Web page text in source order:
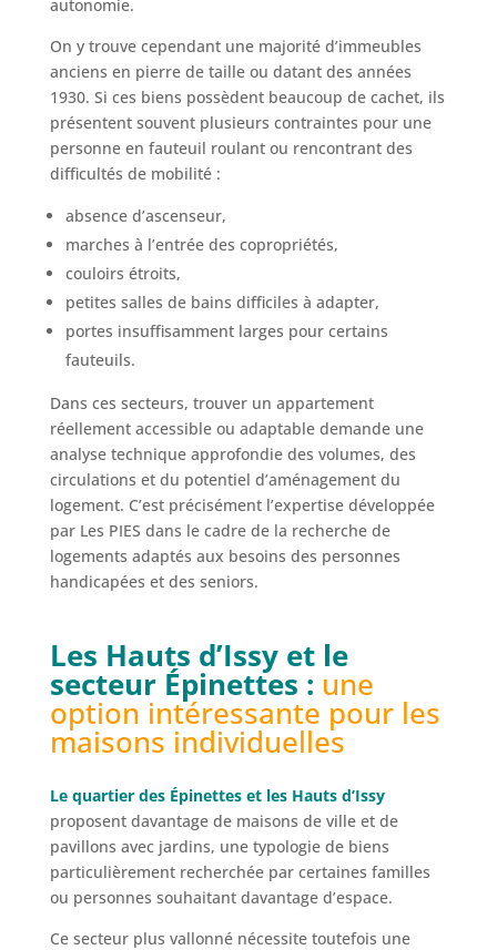
autonomie.
On y trouve cependant une majorité d’immeubles
anciens en pierre de taille ou datant des années
1930. Si ces biens possèdent beaucoup de cachet, ils
présentent souvent plusieurs contraintes pour une
personne en fauteuil roulant ou rencontrant des
difficultés de mobilité :
absence d’ascenseur,
marches à l’entrée des copropriétés,
couloirs étroits,
petites salles de bains difficiles à adapter,
portes insuffisamment larges pour certains
fauteuils.
Dans ces secteurs, trouver un appartement
réellement accessible ou adaptable demande une
analyse technique approfondie des volumes, des
circulations et du potentiel d’aménagement du
logement. C’est précisément l’expertise développée
par Les PIES dans le cadre de la recherche de
logements adaptés aux besoins des personnes
handicapées et des seniors.
Les Hauts d’Issy et le
secteur Épinettes : une
option intéressante pour les
maisons individuelles
Le quartier des Épinettes et les Hauts d’Issy
proposent davantage de maisons de ville et de
pavillons avec jardins, une typologie de biens
particulièrement recherchée par certaines familles
ou personnes souhaitant davantage d’espace.
Ce secteur plus vallonné nécessite toutefois une